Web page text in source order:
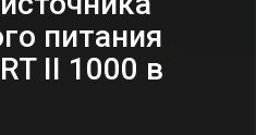
питания
II 1000 в